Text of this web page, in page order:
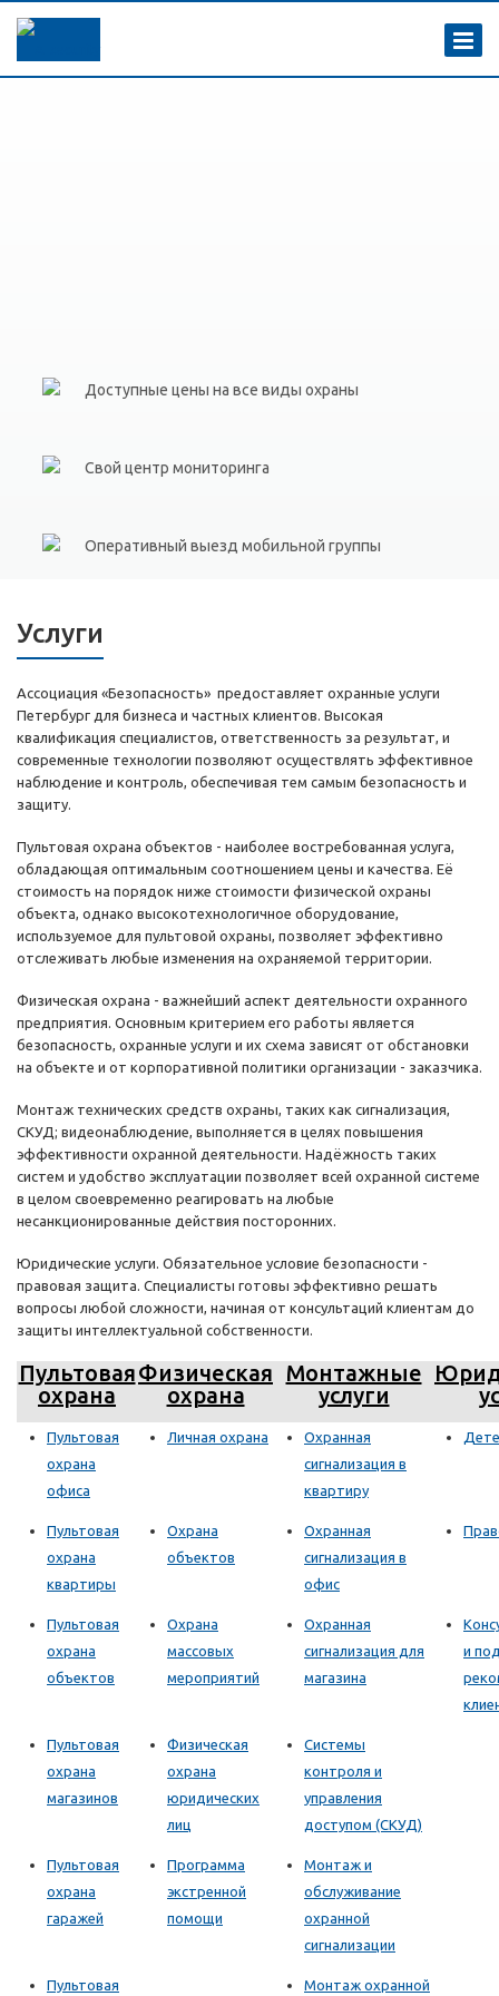
Доступные цены на все виды охраны
Свой центр мониторинга
Оперативный выезд мобильной группы
Услуги
Ассоциация «Безопасность» предоставляет охранные услуги
Петербург для бизнеса и частных клиентов. Высокая
квалификация специалистов, ответственность за результат, и
современные технологии позволяют осуществлять эффективное
наблюдение и контроль, обеспечивая тем самым безопасность и
защиту.
Пультовая охрана объектов - наиболее востребованная услуга,
обладающая оптимальным соотношением цены и качества. Её
стоимость на порядок ниже стоимости физической охраны
объекта, однако высокотехнологичное оборудование,
используемое для пультовой охраны, позволяет эффективно
отслеживать любые изменения на охраняемой территории.
Физическая охрана - важнейший аспект деятельности охранного
предприятия. Основным критерием его работы является
безопасность, охранные услуги и их схема зависят от обстановки
на объекте и от корпоративной политики организации - заказчика.
Монтаж технических средств охраны, таких как сигнализация,
СКУД; видеонаблюдение, выполняется в целях повышения
эффективности охранной деятельности. Надёжность таких
систем и удобство эксплуатации позволяет всей охранной системе
в целом своевременно реагировать на любые
несанкционированные действия посторонних.
Юридические услуги. Обязательное условие безопасности -
правовая защита. Специалисты готовы эффективно решать
вопросы любой сложности, начиная от консультаций клиентам до
защиты интеллектуальной собственности.
Пультовая
охрана
Физическая
охрана
Монтажные
услуги
Пультовая
охрана
офиса
Личная охрана
Охранная
сигнализация в
квартиру
Пультовая
охрана
квартиры
Охрана
объектов
Охранная
сигнализация в
офис
Пультовая
охрана
объектов
Охрана
массовых
мероприятий
Охранная
сигнализация для
магазина
и
Пультовая
охрана
магазинов
Физическая
охрана
юридических
лиц
Системы
контроля и
управления
доступом (СКУД)
Пультовая
охрана
гаражей
Программа
экстренной
помощи
Монтаж и
обслуживание
охранной
сигнализации
Пультовая Монтаж охранной